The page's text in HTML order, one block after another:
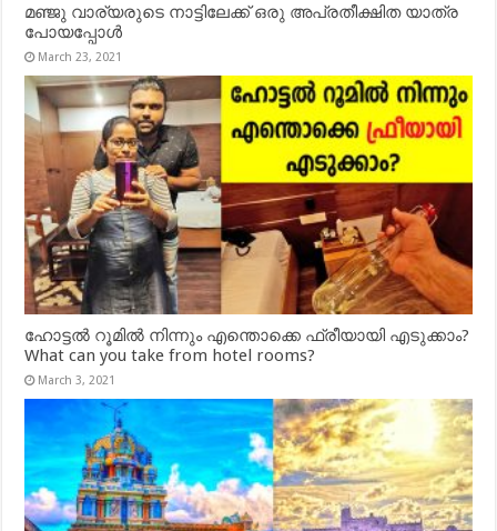
മഞ്ജു വാര്യരുടെ നാട്ടിലേക്ക് ഒരു അപ്രതീക്ഷിത യാത്ര
പോയപ്പോൾ
March 23, 2021
ഹോട്ടൽ റൂമിൽ നിന്നും എന്തൊക്കെ ഫ്രീയായി എടുക്കാം?
What can you take from hotel rooms?
March 3, 2021